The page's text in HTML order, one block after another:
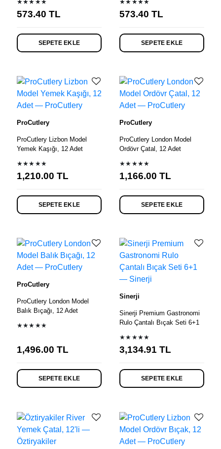
★★★★★
573.40 TL
SEPETE EKLE
★★★★★
573.40 TL
SEPETE EKLE
ProCutlery
ProCutlery Lizbon Model
Yemek Kaşığı, 12 Adet
★★★★★
1,210.00 TL
SEPETE EKLE
ProCutlery
ProCutlery London Model
Ordövr Çatal, 12 Adet
★★★★★
1,166.00 TL
SEPETE EKLE
ProCutlery
ProCutlery London Model
Balık Bıçağı, 12 Adet
★★★★★
1,496.00 TL
SEPETE EKLE
Sinerji
Sinerji Premium Gastronomi
Rulo Çantalı Bıçak Seti 6+1
★★★★★
3,134.91 TL
SEPETE EKLE